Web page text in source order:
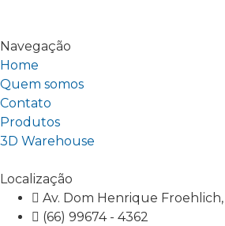
Navegação
Home
Quem somos
Contato
Produtos
3D Warehouse
Localização
Av. Dom Henrique
(66) 99674 - 4362